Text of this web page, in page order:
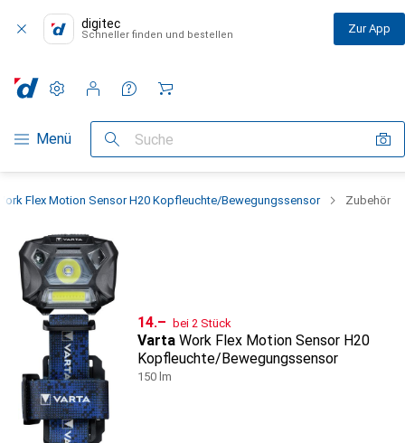
digitec
Schneller finden und bestellen Zur App
Navigation nach Kategorien
Menü Suche
Einstellungen
Kundenkonto
Vergleichslisten
Merklisten
Warenkorb
Flex Motion Sensor H20 Kopfleuchte/Bewegungssensor Zubehör
CHF
14.– bei 2 Stück
Varta Work Flex Motion Sensor H20
Kopfleuchte/Bewegungssensor
150 lm